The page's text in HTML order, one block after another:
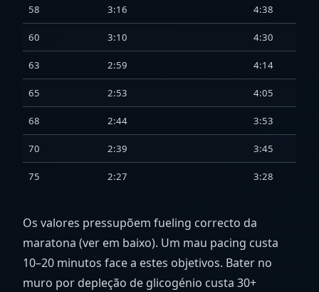
58 3:16 4:38
60 3:10 4:30
63 2:59 4:14
65 2:53 4:05
68 2:44 3:53
70 2:39 3:45
75 2:27 3:28
Os valores pressupõem fueling correcto da
maratona (ver em baixo). Um mau pacing custa
10–20 minutos face a estes objetivos. Bater no
muro por depleção de glicogénio custa 30+